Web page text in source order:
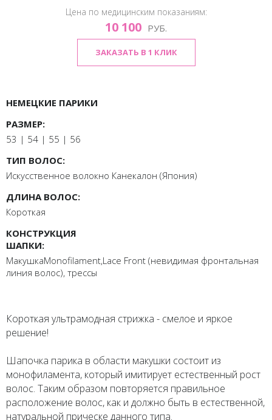
Цена по медицинским показаниям:
10 100 РУБ.
ЗАКАЗАТЬ В 1 КЛИК
НЕМЕЦКИЕ ПАРИКИ
РАЗМЕР:
53 | 54 | 55 | 56
ТИП ВОЛОС:
Искусственное волокно Канекалон (Япония)
ДЛИНА ВОЛОС:
Короткая
КОНСТРУКЦИЯ
ШАПКИ:
МакушкаMonofilament,Lace Front (невидимая фронтальная
линия волос), трессы
Короткая ультрамодная стрижка - смелое и яркое
решение!
Шапочка парика в области макушки состоит из
монофиламента, который имитирует естественный рост
волос. Таким образом повторяется правильное
расположение волос, как и должно быть в естественной,
натуральной прическе данного типа.